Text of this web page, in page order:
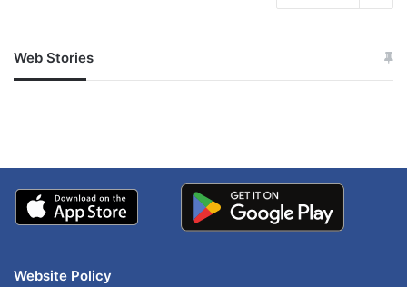
Web Stories
जम्मू-कश्मीर में बारिश से
अपडेट
खाई में धक्का… आरोपियों ने
Website Policy